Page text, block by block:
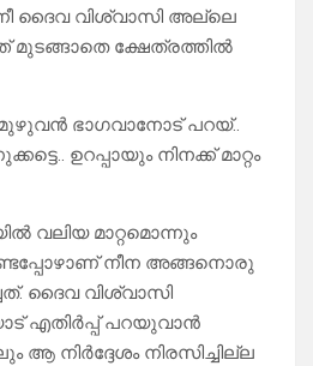
ദൈവ വിശ്വാസി അല്ലെ
മുടങ്ങാതെ ക്ഷേത്രത്തിൽ
മുഴുവൻ ഭാഗവാനോട് പറയ്..
ഉറപ്പായും നിനക്ക്‌ മാറ്റം
വലിയ മാറ്റമൊന്നും
നീന അങ്ങനൊരു
ദൈവ വിശ്വാസി
എതിർപ്പ് പറയുവാൻ
ആ നിർദ്ദേശം നിരസിച്ചില്ല